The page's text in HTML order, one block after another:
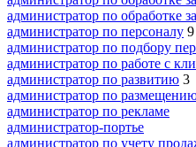
администратор по обработке
администратор по персоналу 9
администратор по подбору
администратор по работе с
администратор по развитию 3
администратор по
администратор по рекламе
администратор-портье
администратор по учету